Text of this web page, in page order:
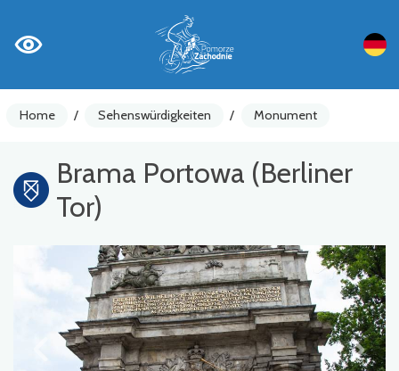
Home / Sehenswürdigkeiten / Monument
Brama Portowa (Berliner
Tor)